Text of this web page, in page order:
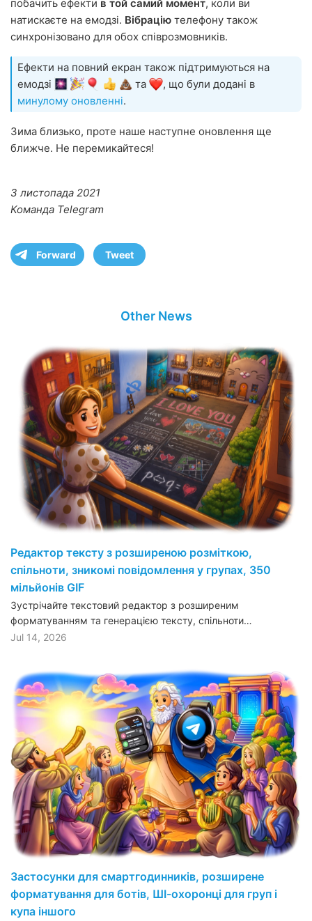
побачить ефекти в той самий момент, коли ви
натискаєте на емодзі. Вібрацію телефону також
синхронізовано для обох співрозмовників.
Ефекти на повний екран також підтримуються на
емодзі
та
, що були додані в
минулому оновленні.
Зима близько, проте наше наступне оновлення ще
ближче. Не перемикайтеся!
3 листопада 2021
Команда Telegram
Forward Tweet
Other News
Редактор тексту з розширеною розміткою,
спільноти, зникомі повідомлення у групах, 350
мільйонів GIF
Зустрічайте текстовий редактор з розширеним
форматуванням та генерацією тексту, спільноти…
Jul 14, 2026
Застосунки для смартгодинників, розширене
форматування для ботів, ШІ-охоронці для груп і
купа іншого